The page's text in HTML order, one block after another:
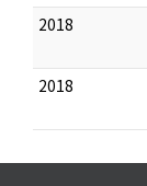
2018
2018